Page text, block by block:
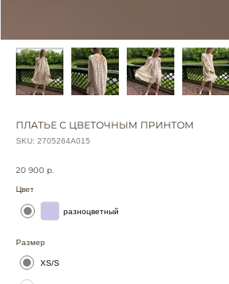
ПЛАТЬЕ С ЦВЕТОЧНЫМ ПРИНТОМ
SKU: 2705264А015
20 900 р.
Цвет
разноцветный
Размер
XS/S